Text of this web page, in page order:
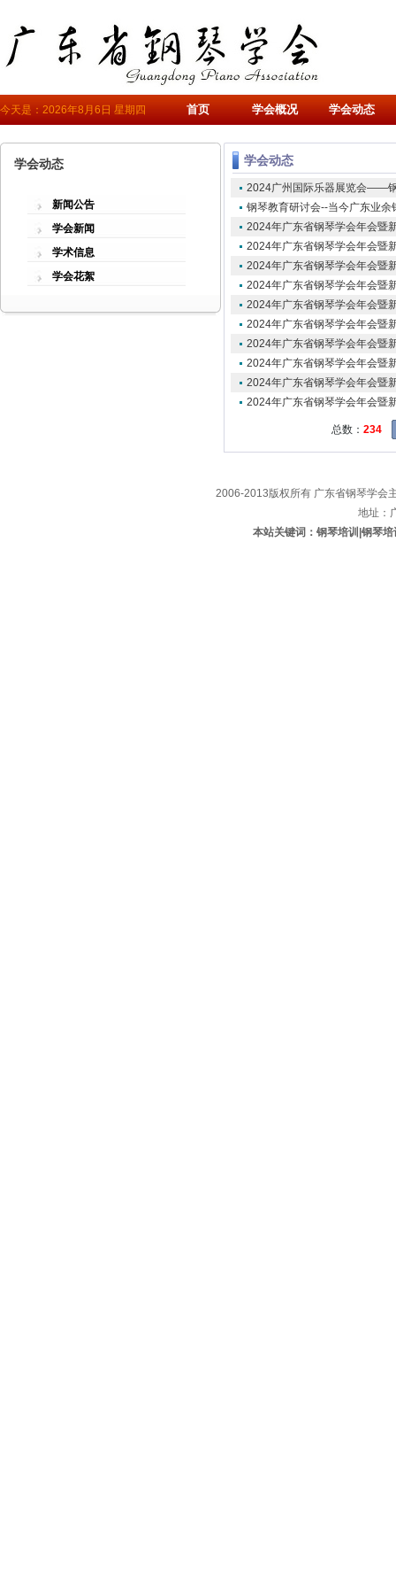
今天是：2026年8月6日 星期四 首页 学会概况 学会动态
学会动态
新闻公告
学会新闻
学术信息
学会花絮
学会动态
2024广州国际乐器展览会——
钢琴教育研讨会--当今广东业余
2024年广东省钢琴学会年会暨
2024年广东省钢琴学会年会暨
2024年广东省钢琴学会年会暨
2024年广东省钢琴学会年会暨
2024年广东省钢琴学会年会暨
2024年广东省钢琴学会年会暨
2024年广东省钢琴学会年会暨
2024年广东省钢琴学会年会暨
2024年广东省钢琴学会年会暨
2024年广东省钢琴学会年会暨
总数： 234
2006-2013版权所有 广东省钢琴学会
地址：
本站关键词：钢琴培训|钢琴